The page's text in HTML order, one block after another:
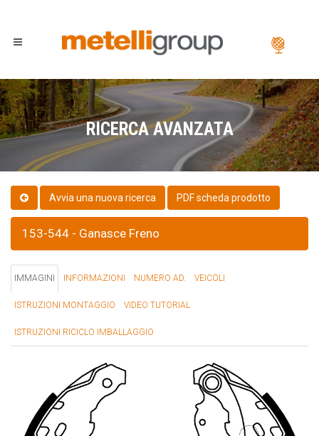
RICERCA AVANZATA
PDF scheda prodotto
153-544 - Ganasce Freno
IMMAGINI INFORMAZIONI NUMERO AD. VEICOLI
ISTRUZIONI MONTAGGIO VIDEO TUTORIAL
ISTRUZIONI RICICLO IMBALLAGGIO